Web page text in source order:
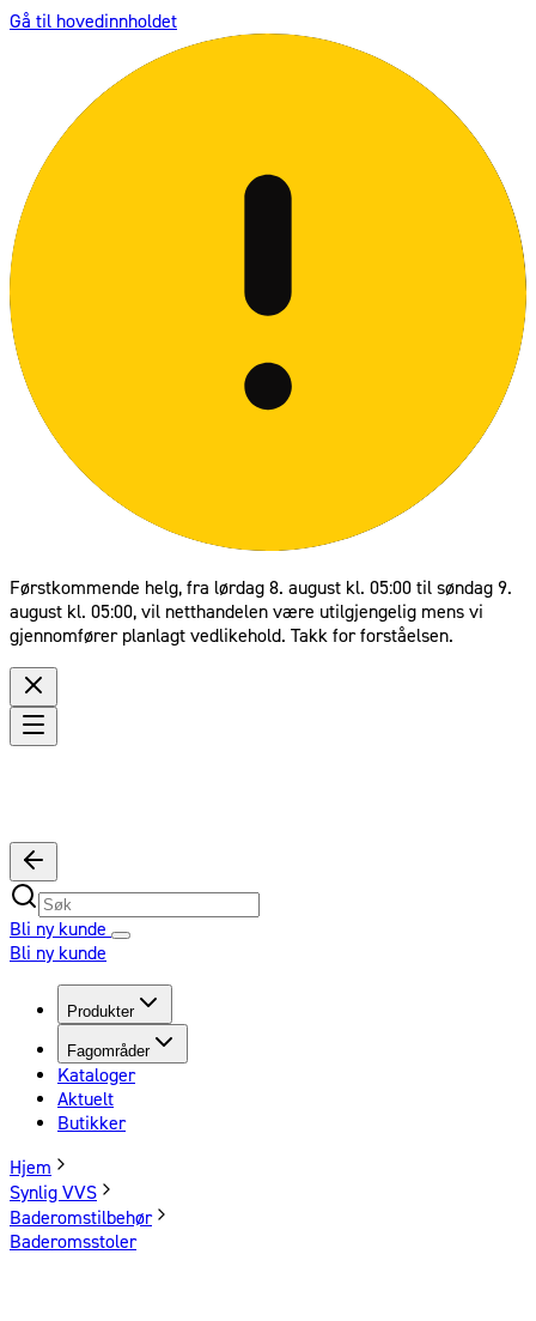
Gå til hovedinnholdet
Førstkommende helg, fra lørdag 8. august kl. 05:00 til søndag 9.
august kl. 05:00, vil netthandelen være utilgjengelig mens vi
gjennomfører planlagt vedlikehold. Takk for forståelsen.
Bli ny kunde
Bli ny kunde
Produkter
Fagområder
Kataloger
Aktuelt
Butikker
Hjem
Synlig VVS
Baderomstilbehør
Baderomsstoler